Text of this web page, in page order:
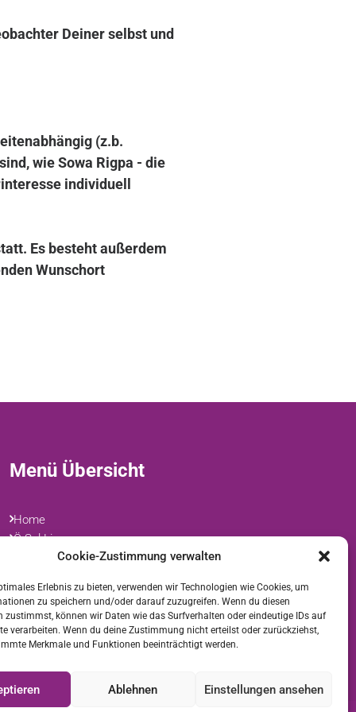
Cookie-Zustimmung verwalten
Erlebnis zu bieten, verwenden wir Technologien wie Cookies, um
zu speichern und/oder darauf zuzugreifen. Wenn du diesen
zustimmst, können wir Daten wie das Surfverhalten oder eindeutige IDs auf
verarbeiten. Wenn du deine Zustimmung nicht erteilst oder zurückziehst,
Merkmale und Funktionen beeinträchtigt werden.
Ablehnen Einstellungen ansehen
Deiner selbst und
(z.b.
wie Sowa Rigpa - die
individuell
Es besteht außerdem
Wunschort
Menü Übersicht
Home
Ö Sel Ling
Sowa Rigpa
Workshops/Seminare
Über Mich
Kontakt